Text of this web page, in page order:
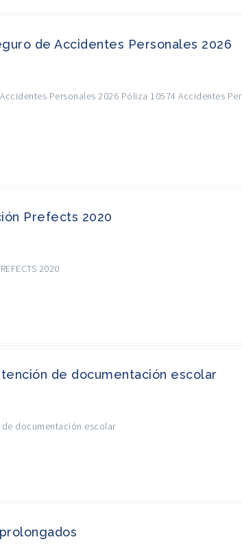
de Accidentes Personales 2026
Personales 2026 Póliza 10574 Accidentes
Prefects 2020
2020
de documentación escolar
documentación escolar